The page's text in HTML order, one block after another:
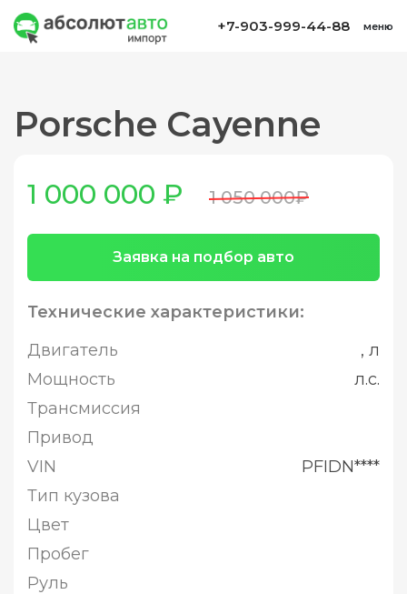
+7-903-999-44-88 меню
Porsche Cayenne
1 000 000 ₽ 1 050 000₽
Заявка на подбор авто
Технические характеристики:
Двигатель
, л
Мощность
л.с.
Трансмиссия
Привод
VIN
PFIDN****
Тип кузова
Цвет
Пробег
Руль